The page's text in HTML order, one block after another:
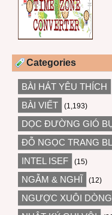
Categories
BÀI HÁT YÊU THÍCH
BÀI VIẾT (1,193)
DỌC ĐƯỜNG GIÓ
ĐỖ NGỌC TRANG
INTEL ISEF (15)
NGẪM & NGHĨ (12)
NGƯỢC XUÔI